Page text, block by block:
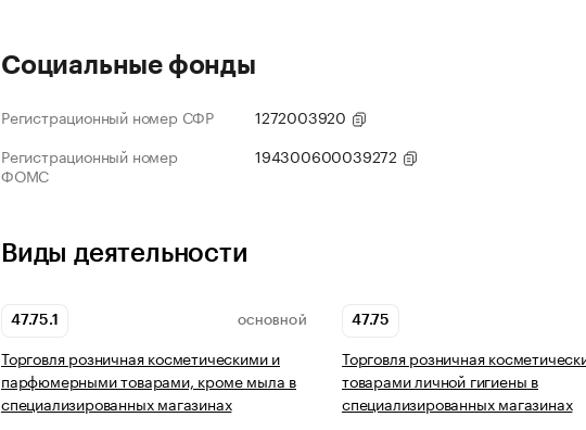
Социальные фонды
Регистрационный номер СФР
1272003920
Регистрационный номер
ФОМС
194300600039272
Виды деятельности
47.75.1 ОСНОВНОЙ
Торговля розничная косметическими и
парфюмерными товарами, кроме мыла в
специализированных магазинах
47.75
Торговля розничная
товарами личной гигиены в
специализированных магазинах